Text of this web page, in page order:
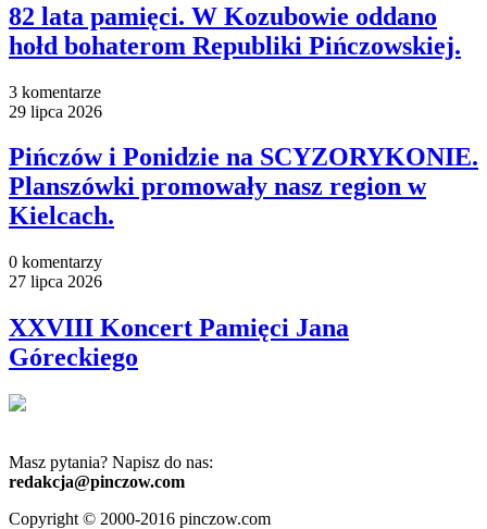
82 lata pamięci. W Kozubowie oddano
hołd bohaterom Republiki Pińczowskiej.
3 komentarze
29 lipca 2026
Pińczów i Ponidzie na SCYZORYKONIE.
Planszówki promowały nasz region w
Kielcach.
0 komentarzy
27 lipca 2026
XXVIII Koncert Pamięci Jana
Góreckiego
Masz pytania? Napisz do nas:
redakcja@pinczow.com
Copyright © 2000-2016 pinczow.com